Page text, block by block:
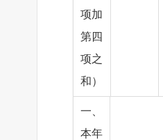
项加
第四
项之
和）
一、
本年